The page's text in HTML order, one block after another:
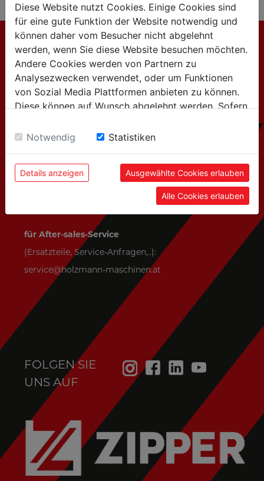
KONTAKT
HOLZMANN MASCHINEN GmbH
Marktplatz 4 | 4170 Haslach | Austria
für allgemeine Anfragen
(Info über Produkte, Unternehmen,...):
für After-sales-Service
(Ersatzteile, Service-Anfragen,..):
service@holzmann-maschinen.at
FOLGEN SIE
UNS AUF
Diese Website nutzt Cookies. Einige Cookies sind
für eine gute Funktion der Website notwendig und
können daher vom Besucher nicht abgelehnt
werden, wenn Sie diese Website besuchen möchten.
Andere Cookies werden von Partnern zu
Analysezwecken verwendet, oder um Funktionen
von Sozial Media Plattformen anbieten zu können.
Diese können auf Wunsch abgelehnt werden. Sofern
Einwilligung zu unseren Cookies.
Notwendig Statistiken
Details anzeigen Ausgewählte Cookies erlauben
Alle Cookies erlauben